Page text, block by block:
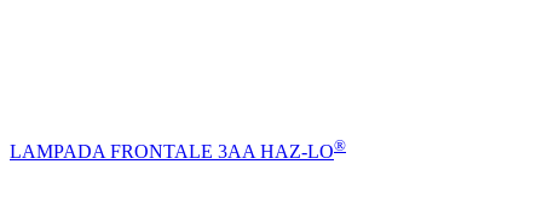
LAMPADA FRONTALE 3AA HAZ-LO®